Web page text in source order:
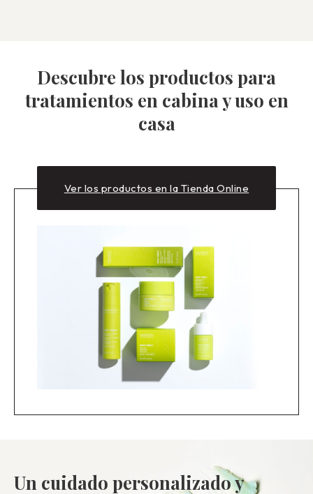
Descubre los productos para
tratamientos en cabina y uso en
casa
Ver los productos en la Tienda Online
Un cuidado personalizado y